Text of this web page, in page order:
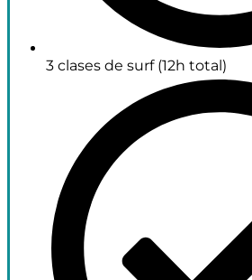
3 clases de surf (12h total)